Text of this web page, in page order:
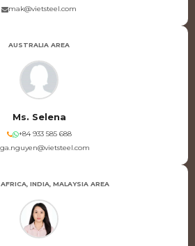
mak@vietsteel.com
AUSTRALIA AREA
Ms. Selena
+84 933 585 688
AFRICA, INDIA, MALAYSIA AREA